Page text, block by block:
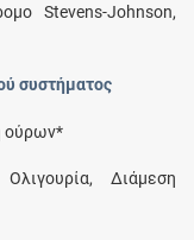
Stevens-Johnson,
συστήματος
ούρων*
Διάμεση